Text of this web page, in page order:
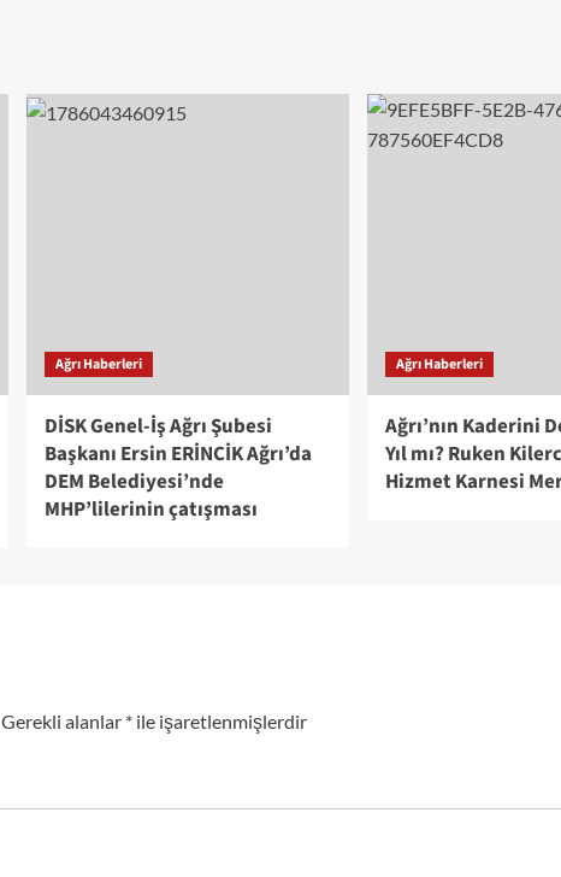
Ağrı Haberleri
DİSK Genel-İş Ağrı Şubesi
Başkanı Ersin ERİNCİK Ağrı’da
DEM Belediyesi’nde
MHP’lilerinin çatışması
Ağrı Haberleri
Ağrı’nın Kaderini
Yıl mı? Ruken
Hizmet Karnesi
Gerekli alanlar * ile işaretlenmişlerdir